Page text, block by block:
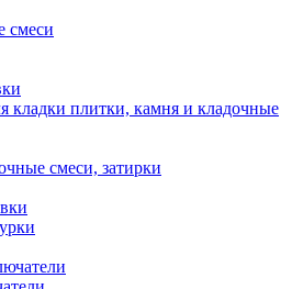
смеси
кладки плитки, камня и кладочные
смеси, затирки